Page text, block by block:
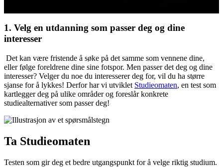
1. Velg en utdanning som passer deg og dine
interesser
Det kan være fristende å søke på det samme som vennene dine,
eller følge foreldrene dine sine fotspor. Men passer det deg og dine
interesser? Velger du noe du interesserer deg for, vil du ha større
sjanse for å lykkes! Derfor har vi utviklet Studieomaten, en test som
kartlegger deg på ulike områder og foreslår konkrete
studiealternativer som passer deg!
Ta Studieomaten
Testen som gir deg et bedre utgangspunkt for å velge riktig studium.